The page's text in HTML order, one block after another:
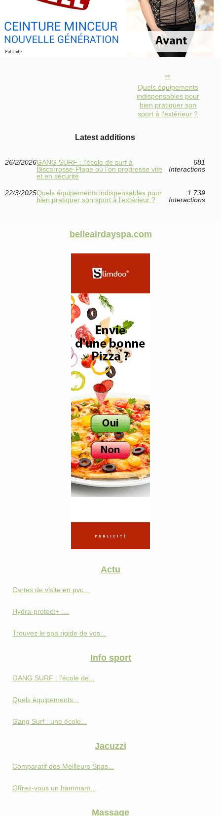
Quels équipements
indispensables pour
bien pratiquer son
sport à l'extérieur ?
Latest additions
26/2/2026GANG SURF : l’école de surf à
Biscarrosse‑Plage où l’on progresse vite
et en sécurité
681
Interactions
22/3/2025Quels équipements indispensables pour
bien pratiquer son sport à l'extérieur ?
1 739
Interactions
belleairdayspa.com
Actu
Cartes de visite en pvc...
Hydra-protect+ :...
Trouvez le spa rigide de vos...
Info sport
GANG SURF : l’école de...
Quels équipements...
Gang Surf : une école...
Jacuzzi
Comparatif des Meilleurs Spas...
Offrez-vous un hammam...
Massage